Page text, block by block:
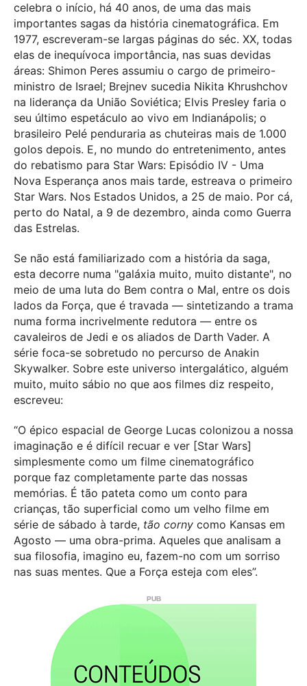
celebra o início, há 40 anos, de uma das mais
importantes sagas da história cinematográfica. Em
1977, escreveram-se largas páginas do séc. XX, todas
elas de inequívoca importância, nas suas devidas
áreas: Shimon Peres assumiu o cargo de primeiro-
ministro de Israel; Brejnev sucedia Nikita Khrushchov
na liderança da União Soviética; Elvis Presley faria o
seu último espetáculo ao vivo em Indianápolis; o
brasileiro Pelé penduraria as chuteiras mais de 1.000
golos depois. E, no mundo do entretenimento, antes
do rebatismo para Star Wars: Episódio IV - Uma
Nova Esperança anos mais tarde, estreava o primeiro
Star Wars. Nos Estados Unidos, a 25 de maio. Por cá,
perto do Natal, a 9 de dezembro, ainda como Guerra
das Estrelas.
Se não está familiarizado com a história da saga,
esta decorre numa "galáxia muito, muito distante", no
meio de uma luta do Bem contra o Mal, entre os dois
lados da Força, que é travada — sintetizando a trama
numa forma incrivelmente redutora — entre os
cavaleiros de Jedi e os aliados de Darth Vader. A
série foca-se sobretudo no percurso de Anakin
Skywalker. Sobre este universo intergalático, alguém
muito, muito sábio no que aos filmes diz respeito,
escreveu:
“O épico espacial de George Lucas colonizou a nossa
imaginação e é difícil recuar e ver [Star Wars]
simplesmente como um filme cinematográfico
porque faz completamente parte das nossas
memórias. É tão pateta como um conto para
crianças, tão superficial como um velho filme em
série de sábado à tarde, tão corny como Kansas em
Agosto — uma obra-prima. Aqueles que analisam a
sua filosofia, imagino eu, fazem-no com um sorriso
nas suas mentes. Que a Força esteja com eles”.